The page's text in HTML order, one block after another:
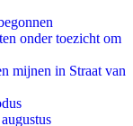
onder toezicht om
mijnen in Straat van